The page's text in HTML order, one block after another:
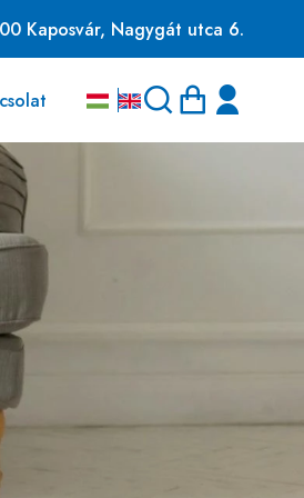
Kaposvár, Nagygát utca 6.